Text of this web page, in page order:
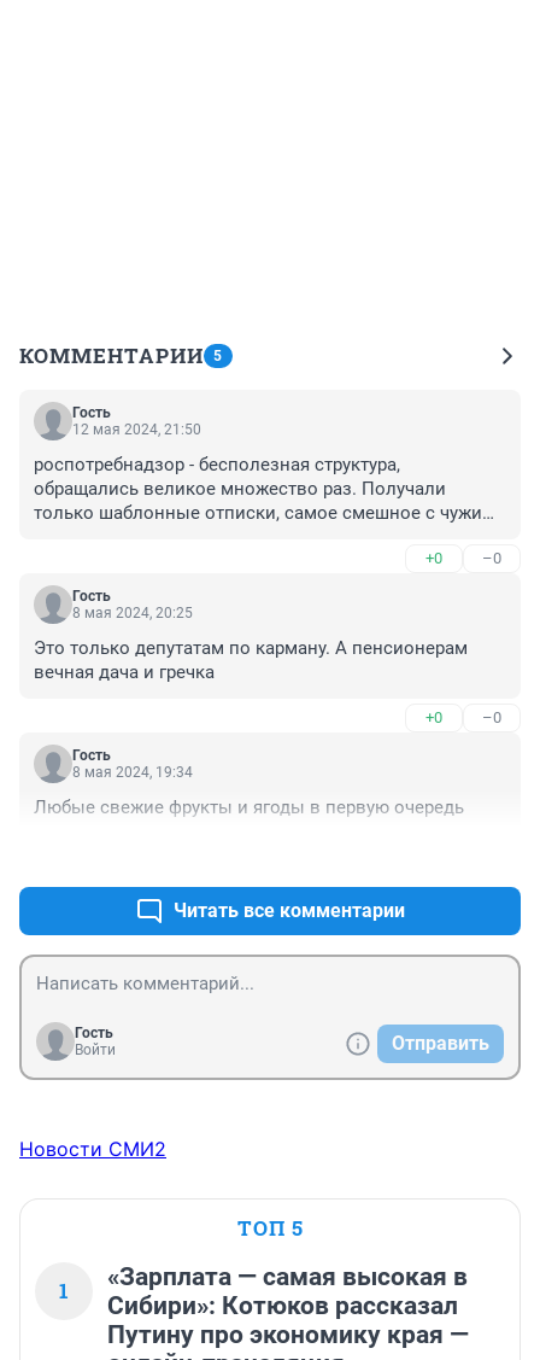
КОММЕНТАРИИ 5
Гость
12 мая 2024, 21:50
роспотребнадзор - бесполезная структура,
обращались великое множество раз. Получали
только шаблонные отписки, самое смешное с чужими
другого акта. Вот так они там все работают, плевать
им на всех.
+0 –0
Гость
8 мая 2024, 20:25
Это только депутатам по карману. А пенсионерам
вечная дача и гречка
+0 –0
Гость
8 мая 2024, 19:34
Любые свежие фрукты и ягоды в первую очередь
Читать все комментарии
Гость
Войти
Отправить
Новости СМИ2
ТОП 5
1
«Зарплата — самая высокая в
Сибири»: Котюков рассказал
Путину про экономику края —